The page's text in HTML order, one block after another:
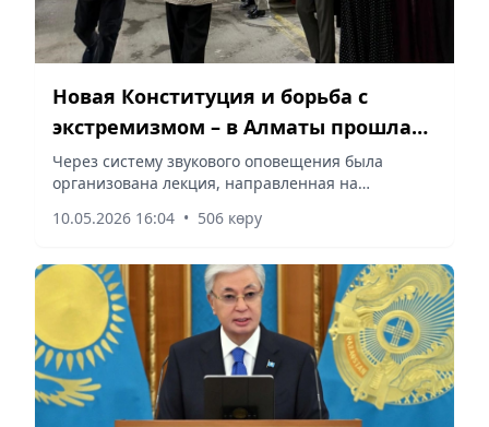
Новая Конституция и борьба с
экстремизмом – в Алматы прошла
масштабная разъяснительная
акция
Через систему звукового оповещения была
организована лекция, направленная на
сообщает Vecher.kz.
10.05.2026 16:04 • 506 көру